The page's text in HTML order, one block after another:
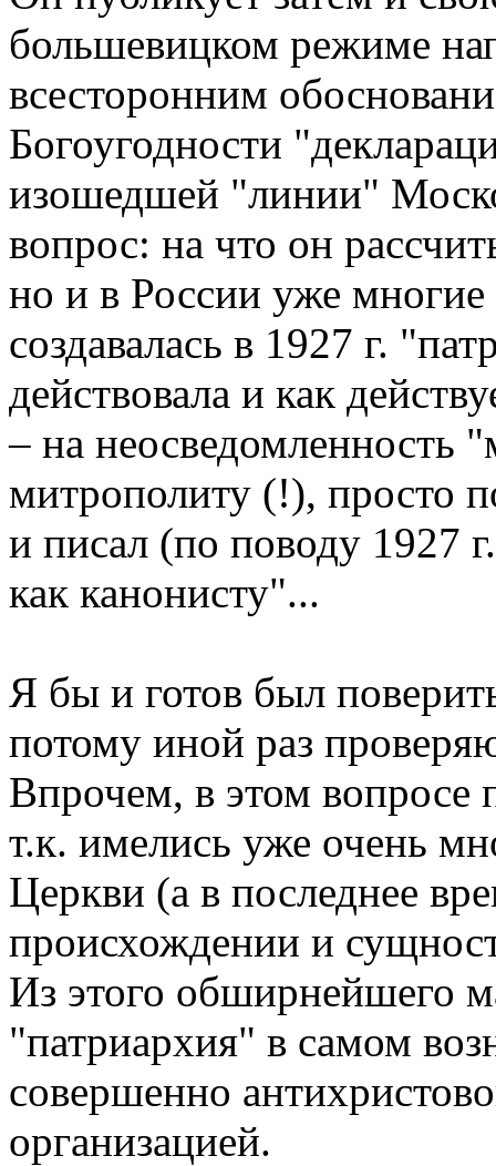
большевицком режиме
всесторонним
Богоугодности
изошедшей "линии"
вопрос: на что он
но и в России уже
создавалась в 1927 г.
действовала и как
– на неосведомленность
митрополиту (!), просто
и писал (по поводу 1927
как канонисту"...
Я бы и готов был
потому иной раз
Впрочем, в этом вопросе
т.к. имелись уже очень
Церкви (а в последнее
происхождении и
Из этого обширнейшего
"патриархия" в самом
совершенно
организацией.